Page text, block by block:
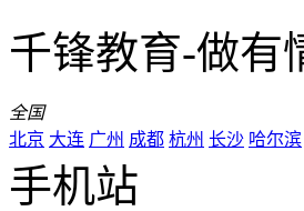
千锋教育-做有
全国
北京 大连 广州 成都 杭州 长沙 哈尔滨
手机站